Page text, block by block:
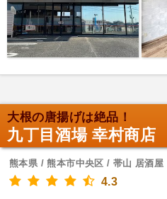
大根の唐揚げは絶品！
九丁目酒場 幸村商店
熊本県 / 熊本市中央区 / 帯山 居酒屋
4.3